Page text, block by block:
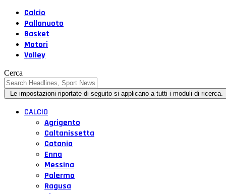
Calcio
Pallanuoto
Basket
Motori
Volley
Cerca
CALCIO
Agrigento
Caltanissetta
Catania
Enna
Messina
Palermo
Ragusa